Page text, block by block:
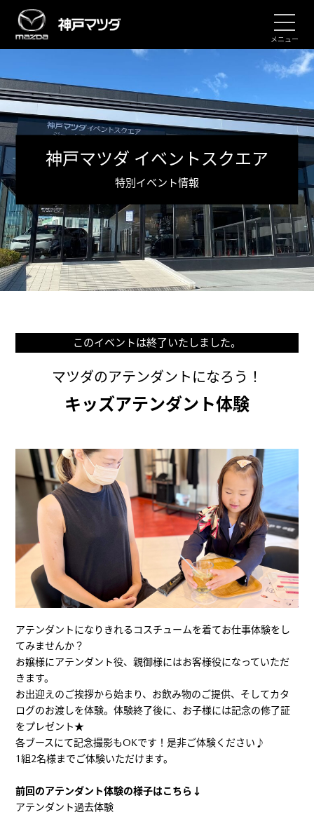
メニュー
神戸マツダ イベントスクエア
特別イベント情報
このイベントは終了いたしました。
マツダのアテンダントになろう！
キッズアテンダント体験
アテンダントになりきれるコスチュームを着てお仕事体験をし
てみませんか？
お嬢様にアテンダント役、親御様にはお客様役になっていただ
きます。
お出迎えのご挨拶から始まり、お飲み物のご提供、そしてカタ
ログのお渡しを体験。体験終了後に、お子様には記念の修了証
をプレゼント★
各ブースにて記念撮影もOKです！是非ご体験ください♪
1組2名様までご体験いただけます。
前回のアテンダント体験の様子はこちら↓
アテンダント過去体験